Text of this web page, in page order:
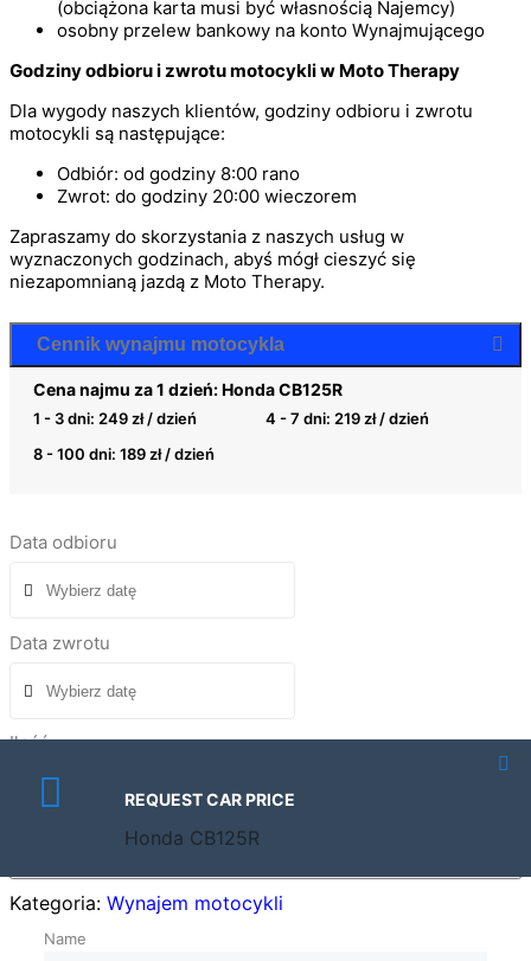
(obciążona karta musi być własnością Najemcy)
osobny przelew bankowy na konto Wynajmującego
Godziny odbioru i zwrotu motocykli w Moto Therapy
Dla wygody naszych klientów, godziny odbioru i zwrotu
motocykli są następujące:
Odbiór: od godziny 8:00 rano
Zwrot: do godziny 20:00 wieczorem
Zapraszamy do skorzystania z naszych usług w
wyznaczonych godzinach, abyś mógł cieszyć się
niezapomnianą jazdą z Moto Therapy.
Cennik wynajmu motocykla
Cena najmu za 1 dzień: Honda CB125R
1 - 3 dni: 249zł/ dzień 4 - 7 dni: 219zł/ dzień
8 - 100 dni: 189zł/ dzień
Data odbioru
Data zwrotu
Ilość
Kategoria: Wynajem motocykli
REQUEST CAR PRICE
Honda CB125R
Name